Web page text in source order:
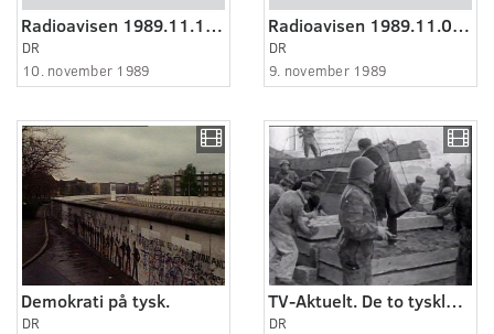
Radioavisen 1989.11.10 kl. 07:00
DR
10. november 1989
Radioavisen 1989.11.09 kl. 20:00
DR
9. november 1989
Demokrati på tysk.
DR
TV-Aktuelt. De to tysklande. 03.09.1987.
DR